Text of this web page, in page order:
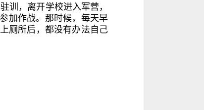
训，离开学校进入军营，
加作战。那时候，每天早
厕所后，都没有办法自己